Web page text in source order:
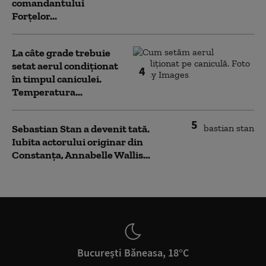
comandantului
Forțelor...
4
La câte grade trebuie
setat aerul condiționat
în timpul caniculei.
Temperatura...
5
Sebastian Stan a devenit tată.
Iubita actorului originar din
Constanța, Annabelle Wallis...
București Băneasa, 18°C